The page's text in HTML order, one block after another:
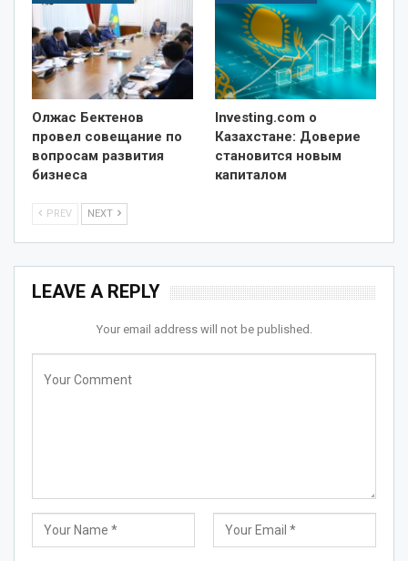
Олжас Бектенов
провел совещание по
вопросам развития
бизнеса
Investing.com о
Казахстане: Доверие
становится новым
капиталом
PREV NEXT
LEAVE A REPLY
Your email address will not be published.